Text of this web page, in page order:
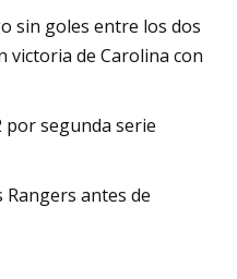
sin goles entre los dos
victoria de Carolina con
por segunda serie
antes de